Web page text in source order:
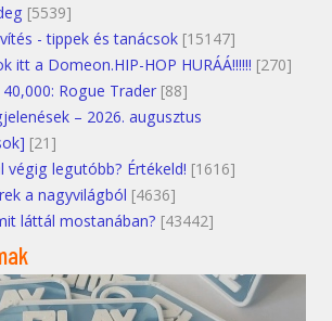
[5539]
- tippek és tanácsok [15147]
itt a Domeon.HIP-HOP HURÁÁ!!!!!! [270]
Rogue Trader [88]
– 2026. augusztus
[21]
legutóbb? Értékeld! [1616]
a nagyvilágból [4636]
láttál mostanában? [43442]